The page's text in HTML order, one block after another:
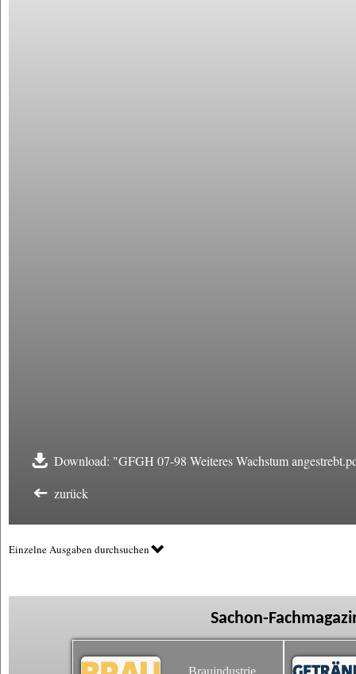
Download: "GFGH 07-98 Weiteres Wachstum
zurück
Einzelne Ausgaben durchsuchen
Sachon-
Brauindustrie